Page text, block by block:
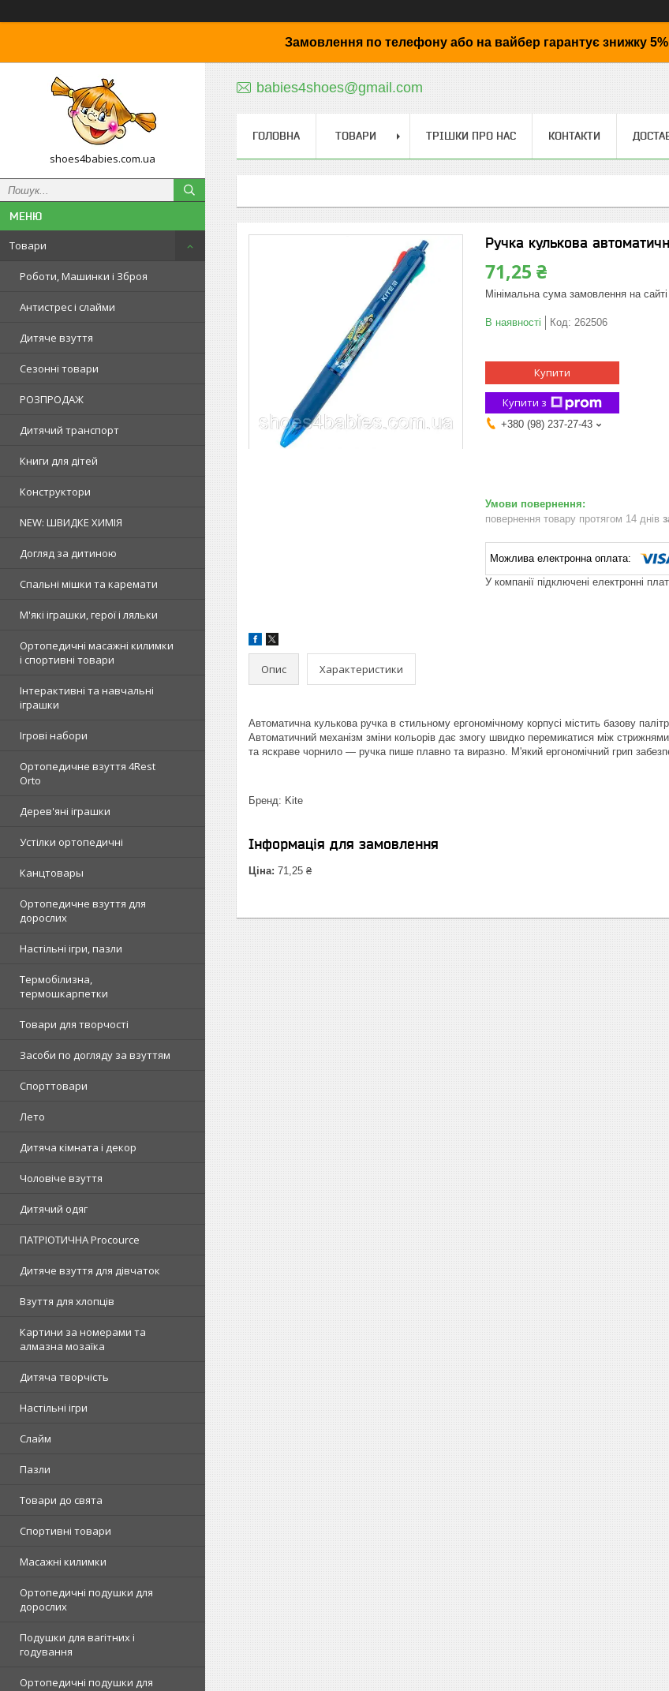
Замовлення по телефону або на вайбер гарантує знижку 5%
shoes4babies.com.ua
Товари
Роботи, Машинки і Зброя
Антистрес і слайми
Дитяче взуття
Сезонні товари
РОЗПРОДАЖ
Дитячий транспорт
Книги для дітей
Конструктори
NEW: ШВИДКЕ ХИМІЯ
Догляд за дитиною
Спальні мішки та каремати
М'які іграшки, герої і ляльки
Ортопедичні масажні килимки
і спортивні товари
Інтерактивні та навчальні
іграшки
Ігрові набори
Ортопедичне взуття 4Rest
Orto
Дерев'яні іграшки
Устілки ортопедичні
Канцтовары
Ортопедичне взуття для
дорослих
Настільні ігри, пазли
Термобілизна,
термошкарпетки
Товари для творчості
Засоби по догляду за взуттям
Спорттовари
Лето
Дитяча кімната і декор
Чоловіче взуття
Дитячий одяг
ПАТРІОТИЧНА Procource
Дитяче взуття для дівчаток
Взуття для хлопців
Картини за номерами та
алмазна мозаїка
Дитяча творчість
Настільні ігри
Слайм
Пазли
Товари до свята
Спортивні товари
Масажні килимки
Ортопедичні подушки для
дорослих
Подушки для вагітних і
годування
Ортопедичні подушки для
babies4shoes@gmail.com
ГОЛОВНА ТОВАРИ ТРІШКИ ПРО НАС КОНТАКТИ
Ручка кулькова
71,25 ₴
Мінімальна сума замовлення на
В наявності Код: 262506
Купити
Купити з
+380 (98) 237-27-43
повернення товару протягом 14 днів
У компанії підключені електронні
Опис Характеристики
Автоматична кулькова ручка в стильному ергономічному корпусі містить базову
Автоматичний механізм зміни кольорів дає змогу швидко перемикатися між
та яскраве чорнило — ручка пише плавно та виразно. М'який ергономічний грип
Бренд: Kite
Інформація для замовлення
Ціна: 71,25 ₴